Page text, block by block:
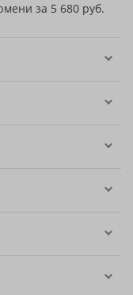
за 5 680 руб.